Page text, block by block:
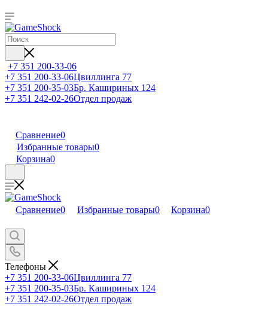
+7 351 200-33-06
+7 351 200-33-06Цвиллинга 77
+7 351 200-35-03Бр. Кашириных 124
+7 351 242-02-26Отдел продаж
Сравнение0
Избранные товары0
Корзина0
Сравнение0 Избранные товары0 Корзина0
Телефоны
+7 351 200-33-06Цвиллинга 77
+7 351 200-35-03Бр. Кашириных 124
+7 351 242-02-26Отдел продаж